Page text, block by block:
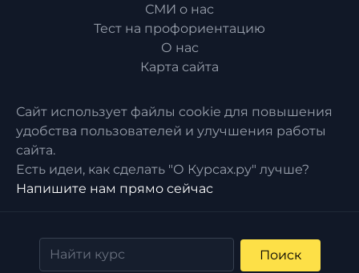
СМИ о нас
Тест на профориентацию
О нас
Карта сайта
Сайт использует файлы cookie для повышения
удобства пользователей и улучшения работы
сайта.
Есть идеи, как сделать "О Курсах.ру" лучше?
Напишите нам прямо сейчас
Поиск